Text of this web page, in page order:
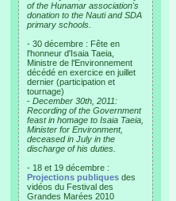
of the Hunamar association's
donation to the Nauti and SDA
primary schools.
- 30 décembre : Fête en
l'honneur d'Isaia Taeia,
Ministre de l'Environnement
décédé en exercice en juillet
dernier (participation et
tournage)
- December 30th, 2011:
Recording of the Government
feast in homage to Isaia Taeia,
Minister for Environment,
deceased in July in the
discharge of his duties.
- 18 et 19 décembre :
Projections publiques des
vidéos du Festival des
Grandes Marées 2010